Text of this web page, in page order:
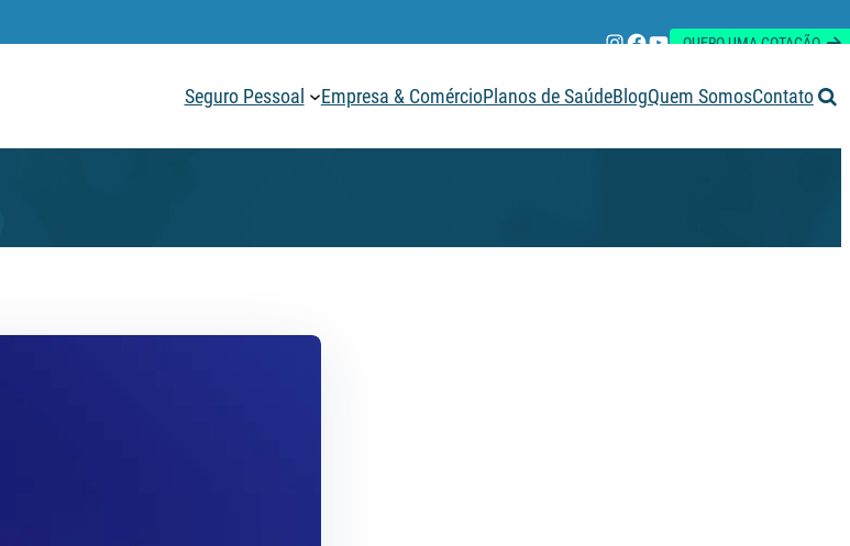
Instagram
Facebook
Youtube
QUERO UMA COTAÇÃO
Seguro Pessoal Empresa & ComércioPlanos de SaúdeBlogQuem SomosContato